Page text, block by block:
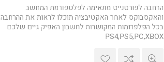
הרחבה לפורטנייט מתאימה לפלטפורמת המחשב
והאקסבוקס לאחר האקטיבציה תוכלו לראות את ההרחבה
בכל הפלפרומות המקושרות לחשבון האפיק גיים שלכם
PS4,PS5,PC,XBOX
US/redeem